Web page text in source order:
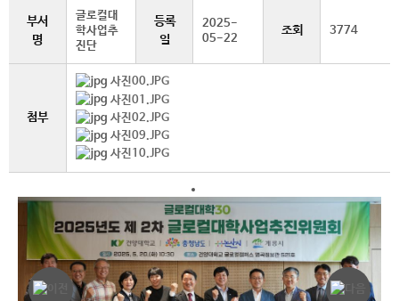
부서
명
글로컬대
학사업추
진단
등록
일
2025-
05-22
조회 3774
첨부
사진00.JPG
사진01.JPG
사진02.JPG
사진09.JPG
사진10.JPG